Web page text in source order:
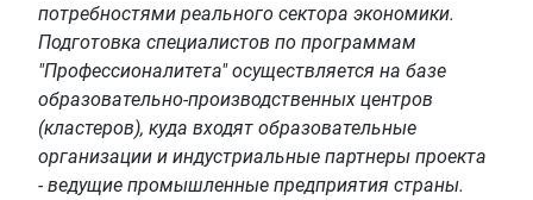
потребностями реального сектора экономики.
Подготовка специалистов по программам
"Профессионалитета" осуществляется на базе
образовательно-производственных центров
(кластеров), куда входят образовательные
организации и индустриальные партнеры проекта
- ведущие промышленные предприятия страны.